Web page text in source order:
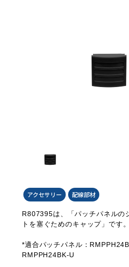
アクセサリー 配線部材
R807395は、「パッチパネルの
トを塞ぐためのキャップ」です。
*適合パッチパネル：
RMPPH24BK-U